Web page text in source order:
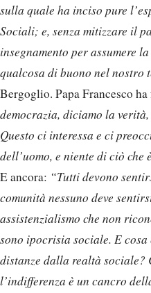
sulla quale ha inciso pure
Sociali; e, senza mitizzare il
insegnamento per assumere
qualcosa di buono nel nostro
Bergoglio. Papa Francesco
democrazia, diciamo la
Questo ci interessa e ci
dell’uomo, e niente di ciò che
E ancora: “Tutti devono
comunità nessuno deve
assistenzialismo che non
sono ipocrisia sociale. E cosa
distanze dalla realtà sociale?
l’indifferenza è un cancro